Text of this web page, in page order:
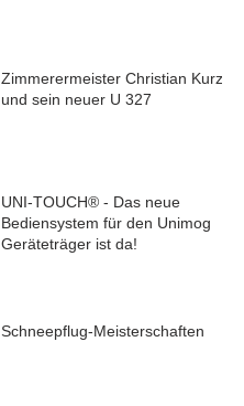
Zimmerermeister Christian Kurz
und sein neuer U 327
UNI-TOUCH® - Das neue
Bediensystem für den Unimog
Geräteträger ist da!
Schneepflug-Meisterschaften